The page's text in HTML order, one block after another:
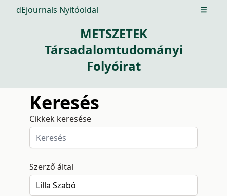
dEjournals Nyitóoldal Open
METSZETEK
Társadalomtudományi
Folyóirat
Keresés
Cikkek keresése
Szerző által